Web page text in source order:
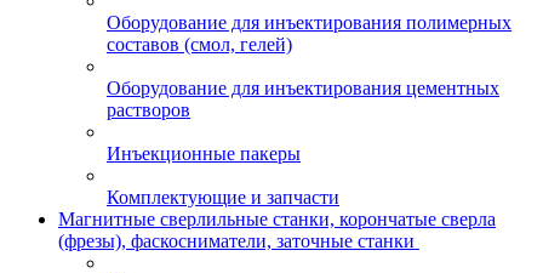
Оборудование для инъектирования полимерных
составов (смол, гелей)
Оборудование для инъектирования цементных
растворов
Инъекционные пакеры
Комплектующие и запчасти
Магнитные сверлильные станки, корончатые сверла
(фрезы), фаскосниматели, заточные станки